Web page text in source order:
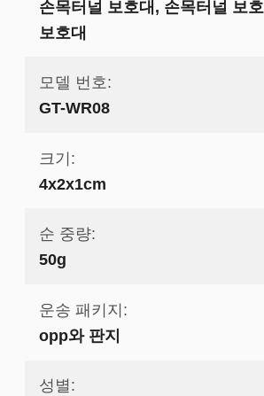
손목터널 보호대, 손목터널 보
보호대
모델 번호:
GT-WR08
크기:
4x2x1cm
순 중량:
50g
운송 패키지:
opp와 판지
성별: